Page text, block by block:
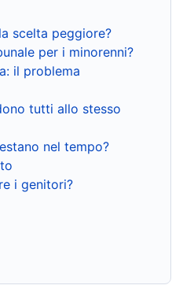
scelta peggiore?
per i minorenni?
il problema
tutti allo stesso
nel tempo?
i genitori?